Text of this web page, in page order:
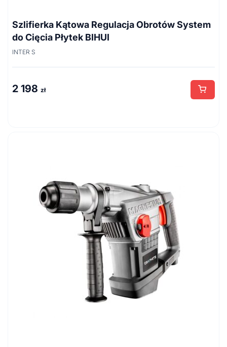
Szlifierka Kątowa Regulacja Obrotów System
do Cięcia Płytek BIHUI
INTER S
2 198 zł